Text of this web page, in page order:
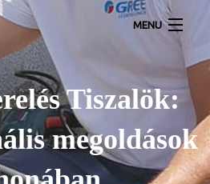
MENU
Tiszalök:
megoldások